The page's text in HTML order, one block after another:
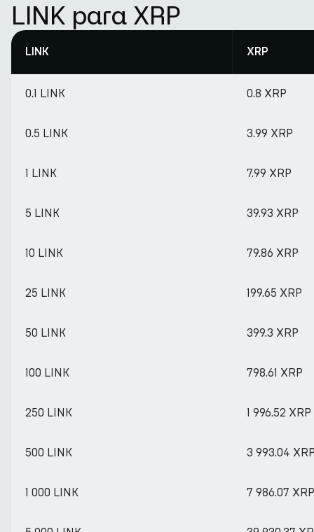
LINK para XRP
LINK XRP
0.1 LINK 0.8 XRP
0.5 LINK 3.99 XRP
1 LINK 7.99 XRP
5 LINK 39.93 XRP
10 LINK 79.86 XRP
25 LINK 199.65 XRP
50 LINK 399.3 XRP
100 LINK 798.61 XRP
250 LINK 1 996.52 XRP
500 LINK 3 993.04
1 000 LINK 7 986.07 XRP